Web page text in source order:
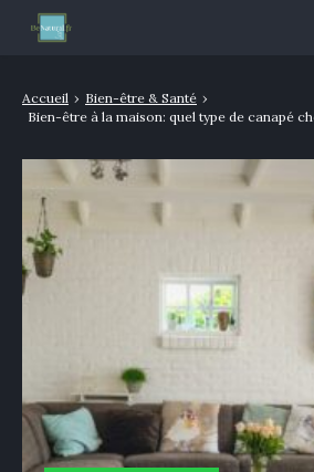
Accueil › Bien-être & Santé ›
Bien-être à la maison: quel type de canapé
Bien-être & Santé
Nutrition
Sport
Bio/Naturel